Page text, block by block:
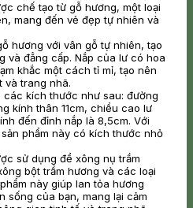
chế tạo từ gỗ hương, một loại
mang đến vẻ đẹp tự nhiên và
hương với vân gỗ tự nhiên, tạo
và đẳng cấp. Nắp của lư có hoa
khắc một cách tỉ mỉ, tạo nên
và trang nhã.
các kích thước như sau: đường
kính thân 11cm, chiều cao lư
đến đỉnh nắp là 8,5cm. Với
phẩm này có kích thước nhỏ
sử dụng để xông nụ trầm
bột trầm hương và các loại
này giúp lan tỏa hương
sống của bạn, mang lại cảm